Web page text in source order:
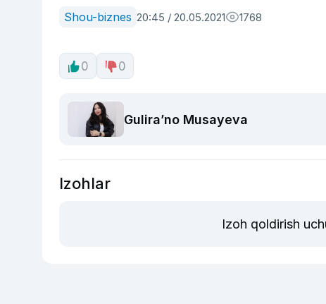
Shou-biznes 20:45 / 20.05.2021 1768
0 0
Guliraʼno Musayeva
Izohlar
Izoh qoldirish